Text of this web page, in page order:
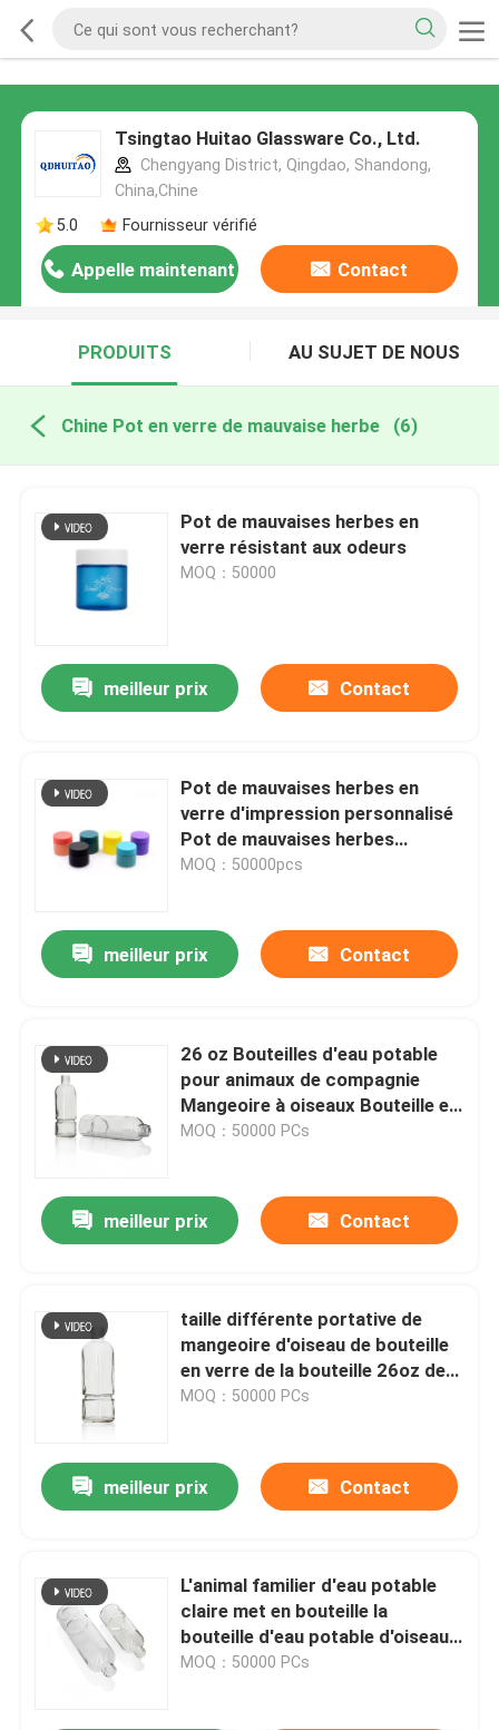
Tsingtao Huitao Glassware Co., Ltd.
Chengyang District, Qingdao, Shandong,
China,Chine
5.0
Fournisseur vérifié
Appelle maintenant Contact
PRODUITS AU SUJET DE NOUS
Chine Pot en verre de mauvaise herbe (6)
Pot de mauvaises herbes en
verre résistant aux odeurs
MOQ：50000
meilleur prix Contact
Pot de mauvaises herbes en
verre d'impression personnalisé
Pot de mauvaises herbes
hermétique avec couvercle à
MOQ：50000pcs
meilleur prix Contact
26 oz Bouteilles d'eau potable
pour animaux de compagnie
Mangeoire à oiseaux Bouteille en
verre Récipient en verre
MOQ：50000 PCs
meilleur prix Contact
taille différente portative de
mangeoire d'oiseau de bouteille
en verre de la bouteille 26oz de
boisson d'animal familier de
MOQ：50000 PCs
meilleur prix Contact
L'animal familier d'eau potable
claire met en bouteille la
bouteille d'eau potable d'oiseau
de 4.5oz 6oz 12oz
MOQ：50000 PCs